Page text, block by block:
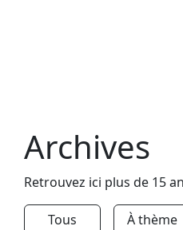
Archives
Retrouvez ici plus de 15
Tous À thème